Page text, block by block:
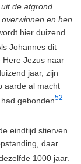
de afgrond
en hen
hier duizend
Johannes dit
Here Jezus naar
jaar, zijn
aarde al macht
gebonden52
eindtijd stierven
daar
1000 jaar.